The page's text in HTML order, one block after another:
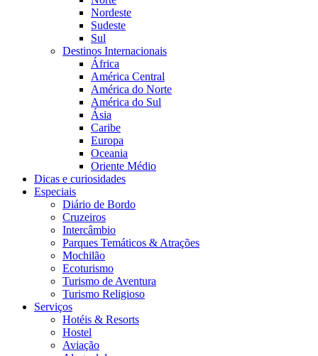
Nordeste
Sudeste
Sul
Destinos Internacionais
África
América Central
América do Norte
América do Sul
Ásia
Caribe
Europa
Oceania
Oriente Médio
Dicas e curiosidades
Especiais
Diário de Bordo
Cruzeiros
Intercâmbio
Parques Temáticos & Atrações
Mochilão
Ecoturismo
Turismo de Aventura
Turismo Religioso
Serviços
Hotéis & Resorts
Hostel
Aviação